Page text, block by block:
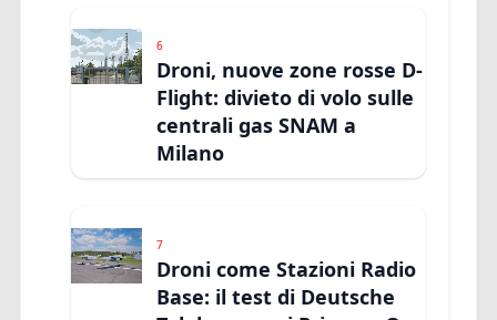
6
Droni, nuove zone rosse D-
Flight: divieto di volo sulle
centrali gas SNAM a
Milano
7
Droni come Stazioni Radio
Base: il test di Deutsche